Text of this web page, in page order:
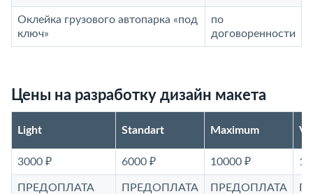
Оклейка грузового автопарка «под
ключ»
по
договоренности
Цены на разработку дизайн макета
Light Standart Maximum
3000 ₽ 6000 ₽ 10000 ₽
ПРЕДОПЛАТА
ПРЕДОПЛАТА
ПРЕДОПЛАТА